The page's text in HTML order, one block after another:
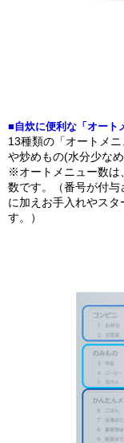
■自炊に便利な「オート
13種類の「オートメ
や炒めもの(水分少な
※オートメニュー数は
数です。（番号が付
に加えお手入れやス
す。）